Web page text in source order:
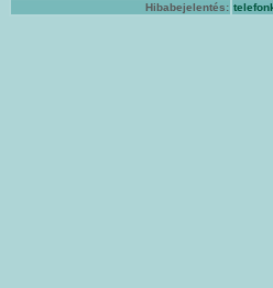
Hibabejelentés: